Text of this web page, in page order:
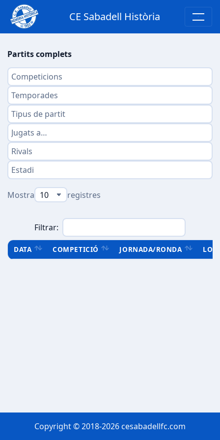
CE Sabadell Història
Partits complets
Mostra registres
Filtrar:
DATA COMPETICIÓ JORNADA/RONDA
Copyright © 2018-2026 cesabadellfc.com